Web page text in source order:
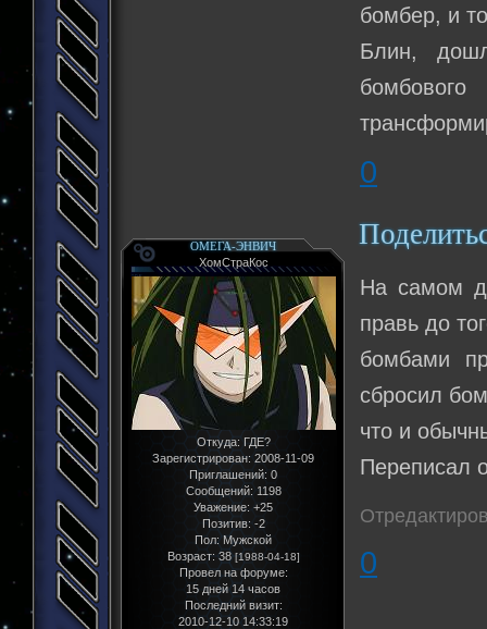
бомбер, и
Блин,
0
ОМЕГА-ЭНВИЧ
ХомСтраКос
Откуда: ГДЕ?
Зарегистрирован: 2008-11-09
Приглашений: 0
Сообщений: 1198
Уважение: +25
Позитив: -2
Пол: Мужской
Возраст: 38[1988-04-18]
Провел на форуме:
15 дней 14 часов
Последний визит:
2010-12-10 14:33:19
На самом
правь до
бомбами
сбросил
что и
Переписал
0